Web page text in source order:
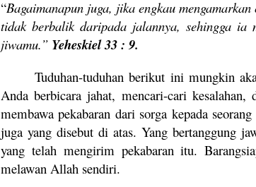
“Bagaimanapun juga, jika engkau
tidak berbalik daripada jalannya, sehingga ia
jiwamu.” Yeheskiel 33 : 9.
Tuduhan-tuduhan berikut ini mungkin
Anda berbicara jahat, mencari-cari kesalahan,
membawa pekabaran dari sorga kepada
juga yang disebut di atas. Yang bertanggung
yang telah mengirim pekabaran itu.
melawan Allah sendiri.